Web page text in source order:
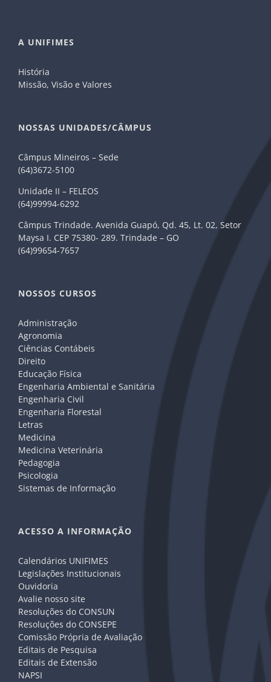
A UNIFIMES
História
Missão, Visão e Valores
NOSSAS UNIDADES/CÂMPUS
Câmpus Mineiros – Sede
(64)3672-5100
Unidade II – FELEOS
(64)99994-6292
Câmpus Trindade. Avenida Guapó, Qd. 45, Lt. 02, Setor
Maysa I. CEP 75380- 289. Trindade – GO
(64)99654-7657
NOSSOS CURSOS
Administração
Agronomia
Ciências Contábeis
Direito
Educação Física
Engenharia Ambiental e Sanitária
Engenharia Civil
Engenharia Florestal
Letras
Medicina
Medicina Veterinária
Pedagogia
Psicologia
Sistemas de Informação
ACESSO A INFORMAÇÃO
Calendários UNIFIMES
Legislações Institucionais
Ouvidoria
Avalie nosso site
Resoluções do CONSUN
Resoluções do CONSEPE
Comissão Própria de Avaliação
Editais de Pesquisa
Editais de Extensão
NAPSI